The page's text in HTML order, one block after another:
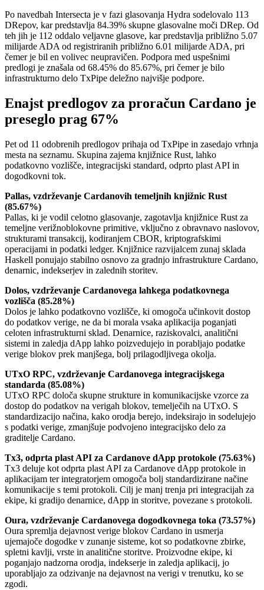
Po navedbah Intersecta je v fazi glasovanja Hydra sodelovalo 113
DRepov, kar predstavlja 84.39% skupne glasovalne moči DRep. Od
teh jih je 112 oddalo veljavne glasove, kar predstavlja približno 5.07
milijarde ADA od registriranih približno 6.01 milijarde ADA, pri
čemer je bil en volivec neupravičen. Podpora med uspešnimi
predlogi je znašala od 68.45% do 85.67%, pri čemer je bilo
infrastrukturno delo TxPipe deležno najvišje podpore.
Enajst predlogov za proračun Cardano je
preseglo prag 67%
Pet od 11 odobrenih predlogov prihaja od TxPipe in zasedajo vrhnja
mesta na seznamu. Skupina zajema knjižnice Rust, lahko
podatkovno vozlišče, integracijski standard, odprto plast API in
dogodkovni tok.
Pallas, vzdrževanje Cardanovih temeljnih knjižnic Rust
(85.67%)
Pallas, ki je vodil celotno glasovanje, zagotavlja knjižnice Rust za
temeljne verižnoblokovne primitive, vključno z obravnavo naslovov,
strukturami transakcij, kodiranjem CBOR, kriptografskimi
operacijami in podatki ledger. Knjižnice razvijalcem zunaj sklada
Haskell ponujajo stabilno osnovo za gradnjo infrastrukture Cardano,
denarnic, indekserjev in zalednih storitev.
Dolos, vzdrževanje Cardanovega lahkega podatkovnega
vozlišča (85.28%)
Dolos je lahko podatkovno vozlišče, ki omogoča učinkovit dostop
do podatkov verige, ne da bi morala vsaka aplikacija poganjati
celoten infrastrukturni sklad. Denarnice, raziskovalci, analitični
sistemi in zaledja dApp lahko poizvedujejo in porabljajo podatke
verige blokov prek manjšega, bolj prilagodljivega okolja.
UTxO RPC, vzdrževanje Cardanovega integracijskega
standarda (85.08%)
UTxO RPC določa skupne strukture in komunikacijske vzorce za
dostop do podatkov na verigah blokov, temelječih na UTxO. S
standardizacijo načina, kako orodja berejo, indeksirajo in sodelujejo
s podatki verige, zmanjšuje podvojeno integracijsko delo za
graditelje Cardano.
Tx3, odprta plast API za Cardanove dApp protokole (75.63%)
Tx3 deluje kot odprta plast API za Cardanove dApp protokole in
aplikacijam ter integratorjem omogoča bolj standardizirane načine
komunikacije s temi protokoli. Cilj je manj trenja pri integracijah za
ekipe, ki gradijo denarnice, dApp in storitve, povezane s protokoli.
Oura, vzdrževanje Cardanovega dogodkovnega toka (73.57%)
Oura spremlja dejavnost verige blokov Cardano in usmerja
ujemajoče dogodke v zunanje sisteme, kot so podatkovne zbirke,
spletni kavlji, vrste in analitične storitve. Proizvodne ekipe, ki
poganjajo nadzorna orodja, indekserje in zaledja aplikacij, jo
uporabljajo za odzivanje na dejavnost na verigi v trenutku, ko se
zgodi.